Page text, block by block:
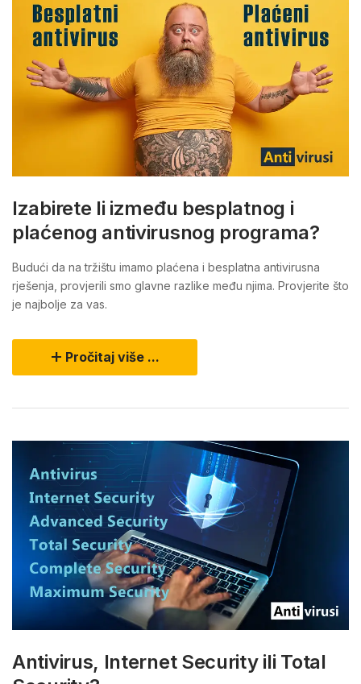
Izabirete li između besplatnog i
plaćenog antivirusnog programa?
Budući da na tržištu imamo plaćena i besplatna antivirusna
rješenja, provjerili smo glavne razlike među njima. Provjerite što
je najbolje za vas.
Pročitaj više ...
Antivirus, Internet Security ili Total